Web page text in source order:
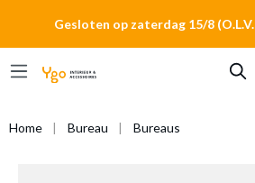
Gesloten op zaterdag 15/8
Home Bureau Bureaus